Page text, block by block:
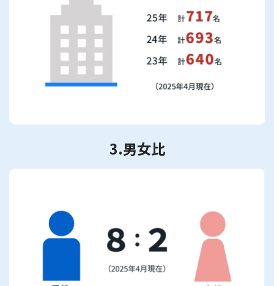
3.男女比